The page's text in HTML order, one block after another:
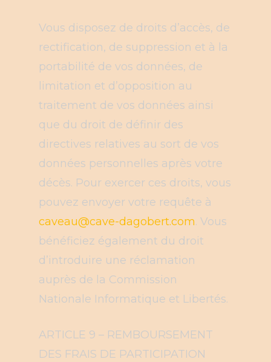
Vous disposez de droits d’accès, de
rectification, de suppression et à la
portabilité de vos données, de
limitation et d’opposition au
traitement de vos données ainsi
que du droit de définir des
directives relatives au sort de vos
données personnelles après votre
décès. Pour exercer ces droits, vous
pouvez envoyer votre requête à
caveau@cave-dagobert.com. Vous
bénéficiez également du droit
d’introduire une réclamation
auprès de la Commission
Nationale Informatique et Libertés.
ARTICLE 9 – REMBOURSEMENT
DES FRAIS DE PARTICIPATION